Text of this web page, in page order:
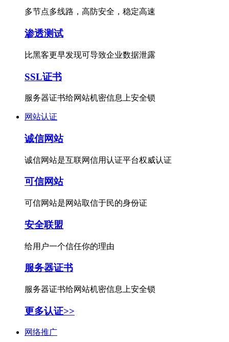
多节点多线路，高防安全，稳定高速
渗透测试
比黑客更早发现可导致企业数据泄露
SSL证书
服务器证书给网站机密信息上安全锁
网站认证
诚信网站
诚信网站是互联网信用认证平台权威认证
可信网站
可信网站是网站取信于民的身份证
安全联盟
给用户一个信任你的理由
服务器证书
服务器证书给网站机密信息上安全锁
更多认证>>
网络推广